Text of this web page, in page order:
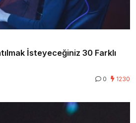
İsteyeceğiniz 30 Farklı
0 1230